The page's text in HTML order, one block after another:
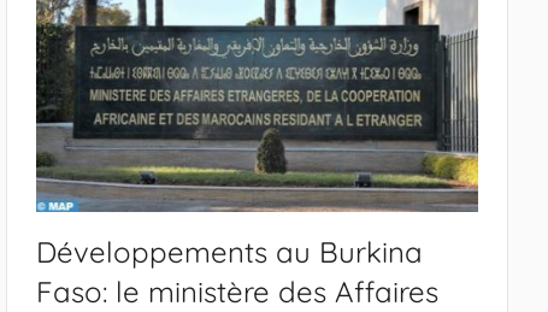
Développements au Burkina
Faso: le ministère des Affaires